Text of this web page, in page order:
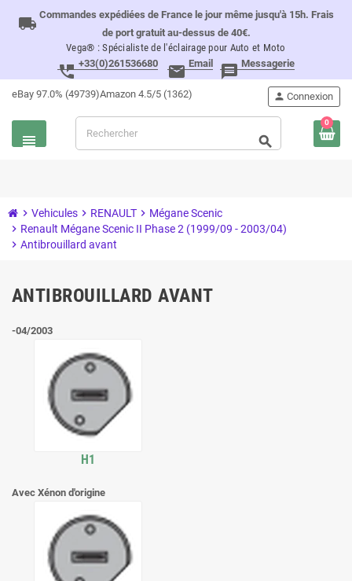
local_shipping Commandes expédiées de France le jour même jusqu'à 15h. Frais
de port gratuit au-dessus de 40€.
Vega® : Spécialiste de l'éclairage pour Auto et Moto
perm_phone_msg +33(0)261536680 email Email message Messagerie
eBay 97.0% (49739)Amazon 4.5/5 (1362)
view_headline
person Connexion
search
0
chevron_right Vehicules chevron_right RENAULT chevron_right Mégane Scenic
chevron_right Renault Mégane Scenic II Phase 2 (1999/09 - 2003/04)
chevron_right Antibrouillard avant
ANTIBROUILLARD AVANT
-04/2003
H1
Avec Xénon d'origine